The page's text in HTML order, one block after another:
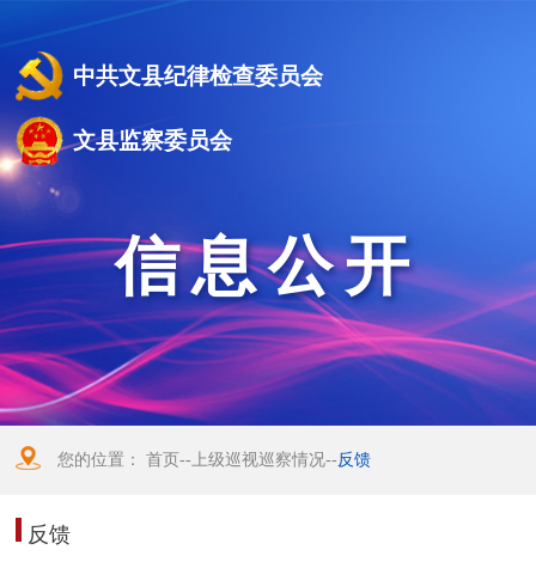
中共文县纪律检查委员会
文县监察委员会
信息公开
您的位置：首页-- 上级巡视巡察情况-- 反馈
反馈